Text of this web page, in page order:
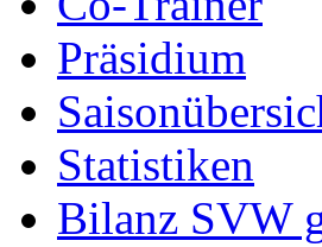
Präsidium
Statistiken
Bilanz SVW